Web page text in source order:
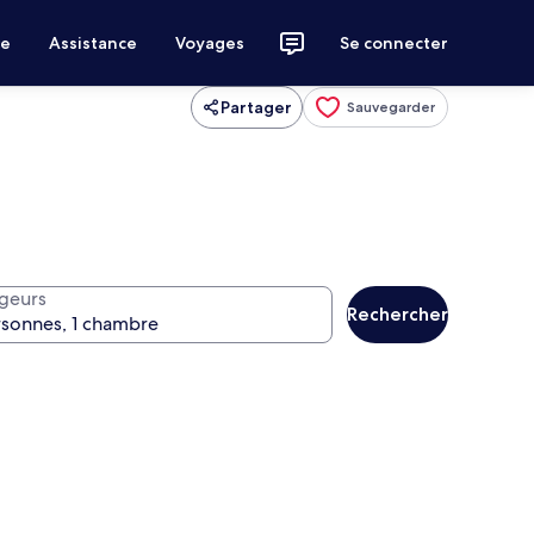
Assistance Voyages Se connecter
Partager Sauvegarder
Rechercher